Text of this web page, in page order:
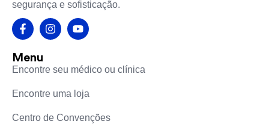
segurança e sofisticação.
Menu
Encontre seu médico ou clínica
Encontre uma loja
Centro de Convenções